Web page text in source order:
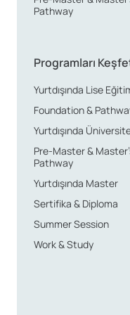
artırır. Çin Yeni Yılı
geleneksel danslarla
Opera Festivali,
tanıma fırsatı sunar.
denenmesi gereken
çay seremonileri,
Pekin, öğrenciler için
en iyi
şehir, uluslararası
sunar. Şehirde
kültürün merkezinde
şehirdeki çeşitli
deneyimini sınıfın
Pekin’de toplu
Pathway
Programları
Yurtdışında Lise
Foundation &
Yurtdışında
Pre-Master &
Pathway
Yurtdışında Master
Sertifika & Diploma
Summer Session
Work & Study